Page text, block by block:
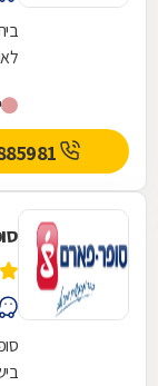
04-6885981